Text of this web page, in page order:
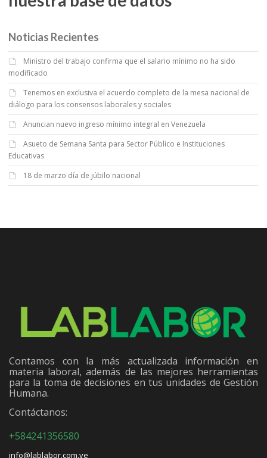
Noticias Recientes
Ministro del trabajo confirma que el salario mínimo no ha sido
modificado
Tenemos en exclusiva el acuerdo completo de la mesa nacional de
diálogo para los consensos laborales y sociales
Anuncian nuevo ingreso mínimo integral en Venezuela
Asueto de Semana Santa para Sector Público e Instituciones
Educativas
18 de marzo día de júbilo nacional
Contamos con la más actualizada información en
materia laboral, además de las mejores herramientas
para la toma de decisiones en tus unidades de Gestión
Humana.
Contáctanos:
+584241356580
info@lablabor.com.ve